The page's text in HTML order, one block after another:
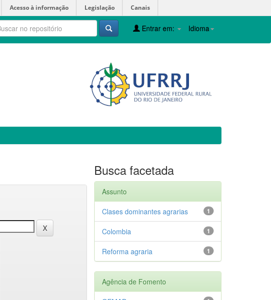
Acesso à informação Legislação Canais
Idioma
Entrar em:
Busca facetada
Assunto
1
Clases dominantes agrarias
1
Colombia
1
Reforma agraria
Agência de Fomento